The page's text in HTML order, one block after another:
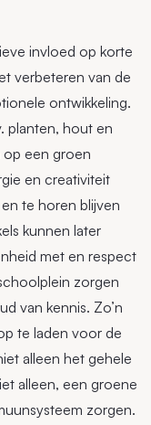
invloed op korte
verbeteren van de
ontwikkeling.
planten, hout en
op een groen
en creativiteit
te horen blijven
kunnen later
met en respect
zorgen
van kennis. Zo’n
te laden voor de
alleen het gehele
alleen, een groene
zorgen.